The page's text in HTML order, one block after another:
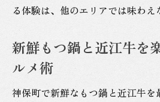
る体験は、他のエリアでは味わえ
新鮮もつ鍋と近江牛を
ルメ術
神保町で新鮮なもつ鍋と近江牛